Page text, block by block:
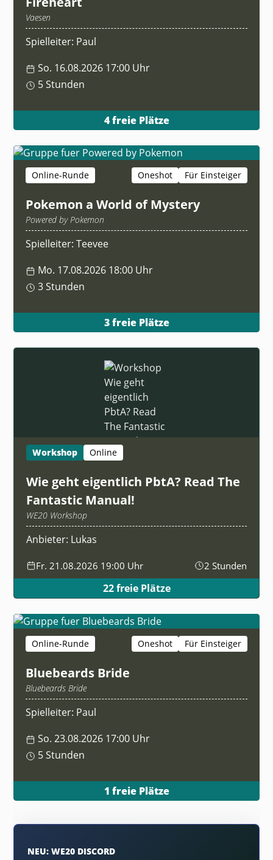
Vaesen
Spielleiter: Paul
So. 16.08.2026 17:00 Uhr
5 Stunden
4 freie Plätze
Online-Runde Oneshot Für Einsteiger
Pokemon a World of Mystery
Powered by Pokemon
Spielleiter: Teevee
Mo. 17.08.2026 18:00 Uhr
3 Stunden
3 freie Plätze
Workshop Online
Wie geht eigentlich PbtA? Read The
Fantastic Manual!
WE20 Workshop
Anbieter: Lukas
Fr. 21.08.2026 19:00 Uhr 2 Stunden
22 freie Plätze
Online-Runde Oneshot Für Einsteiger
Bluebeards Bride
Bluebeards Bride
Spielleiter: Paul
So. 23.08.2026 17:00 Uhr
5 Stunden
1 freie Plätze
NEU: WE20 DISCORD